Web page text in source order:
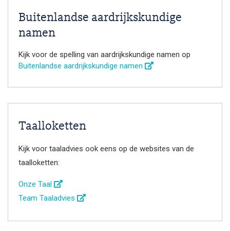
Buitenlandse aardrijkskundige
namen
Kijk voor de spelling van aardrijkskundige namen op
Buitenlandse aardrijkskundige namen
Taalloketten
Kijk voor taaladvies ook eens op de websites van de
taalloketten:
Onze Taal
Team Taaladvies